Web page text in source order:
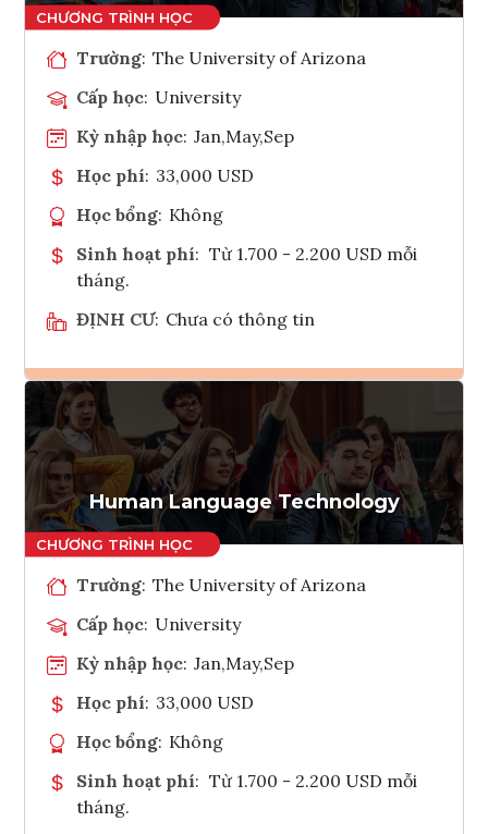
Trường: The University of Arizona
Cấp học: University
Kỳ nhập học: Jan,May,Sep
Học phí: 33,000 USD
Học bổng: Không
Sinh hoạt phí: Từ 1.700 - 2.200 USD mỗi
tháng.
ĐỊNH CƯ: Chưa có thông tin
Ghi danh
Tham vấn Interlink
Human Language Technology
Trường: The University of Arizona
Cấp học: University
Kỳ nhập học: Jan,May,Sep
Học phí: 33,000 USD
Học bổng: Không
Sinh hoạt phí: Từ 1.700 - 2.200 USD mỗi
tháng.